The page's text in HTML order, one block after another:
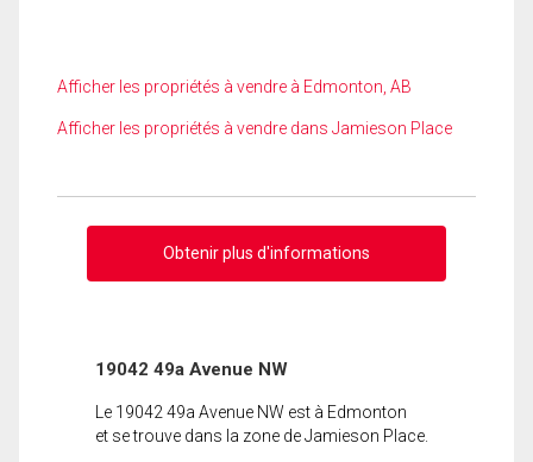
Afficher les propriétés à vendre à Edmonton, AB
Afficher les propriétés à vendre dans Jamieson Place
Obtenir plus d'informations
19042 49a Avenue NW
Le 19042 49a Avenue NW est à Edmonton
et se trouve dans la zone de Jamieson Place.